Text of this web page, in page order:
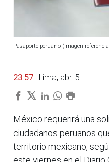
Pasaporte peruano (imagen
23:57 | Lima, abr. 5.
México requerirá una
ciudadanos peruanos
territorio mexicano,